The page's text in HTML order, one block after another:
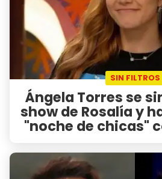
SIN FILTROS
Ángela Torres se
show de Rosalía y
"noche de chicas"